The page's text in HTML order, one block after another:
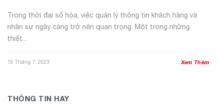
19 Tháng 7, 2023
Trong thời đại số hóa, việc quản lý thông tin khách hàng và
nhân sự ngày càng trở nên quan trọng. Một trong những
thiết...
Xem Thêm
THÔNG TIN HAY